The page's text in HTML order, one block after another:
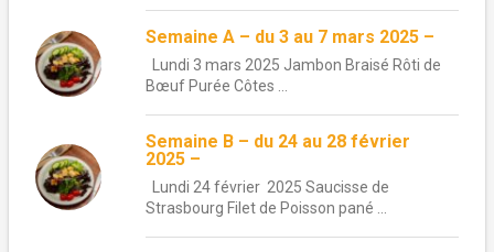
Semaine A – du 3 au 7 mars 2025 –
Lundi 3 mars 2025 Jambon Braisé Rôti de
Bœuf Purée Côtes ...
Semaine B – du 24 au 28 février
2025 –
Lundi 24 février 2025 Saucisse de
Strasbourg Filet de Poisson pané ...